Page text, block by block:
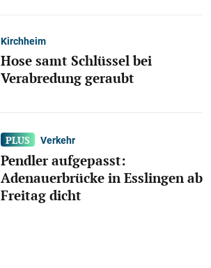
Kirchheim
Hose samt Schlüssel bei
Verabredung geraubt
Verkehr
Pendler aufgepasst:
Adenauerbrücke in Esslingen ab
Freitag dicht